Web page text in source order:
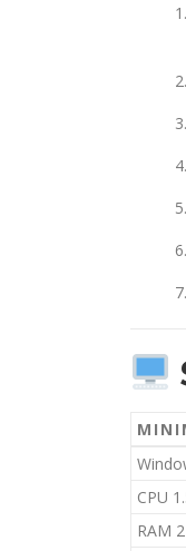
CPU
RAM